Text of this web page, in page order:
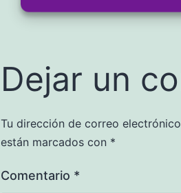
Dejar un
Tu dirección de correo
están marcados con *
Comentario *